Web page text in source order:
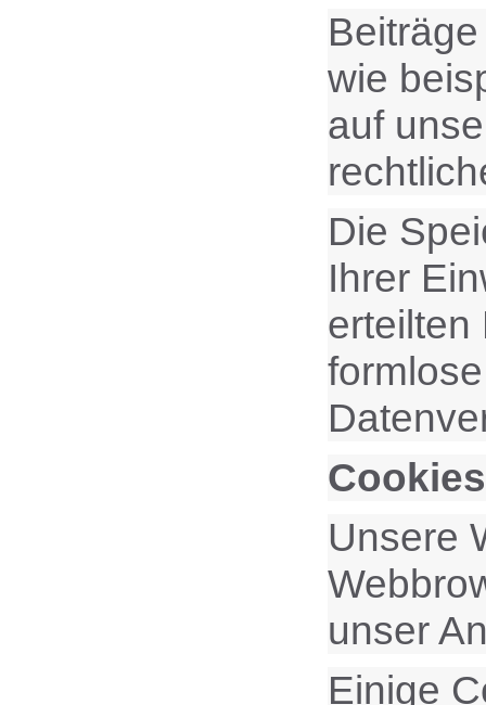
wie
auf
Die
Ihrer
erteilten
Cookies
Unsere
unser
Einige